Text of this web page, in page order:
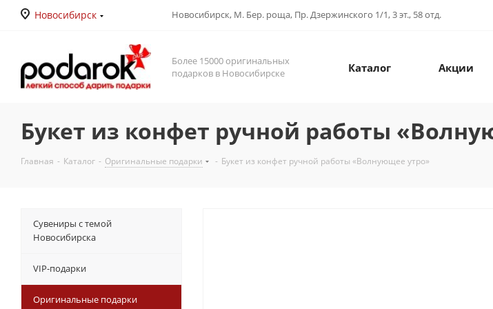
Новосибирск Новосибирск, М. Бер. роща, Пр. Дзержинского 1/1, 3 эт., 58 отд.
Более 15000 оригинальных
подарков в Новосибирске
Каталог Акции
Букет из конфет ручной работы
Главная - Каталог - Оригинальные подарки - Букет из конфет ручной работы «Волнующее утро»
Сувениры с темой
Новосибирска
VIP-подарки
Оригинальные подарки